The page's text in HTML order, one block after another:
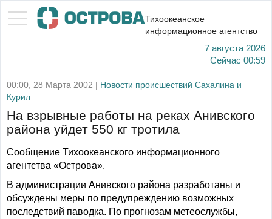
Тихоокеанское
информационное агентство
7 августа 2026
Сейчас 00:59
00:00, 28 Марта 2002 | Новости происшествий Сахалина и
Курил
На взрывные работы на реках Анивского
района уйдет 550 кг тротила
Сообщение Тихоокеанского информационного
агентства «Острова».
В администрации Анивского района разработаны и
обсуждены меры по предупреждению возможных
последствий паводка. По прогнозам метеослужбы,